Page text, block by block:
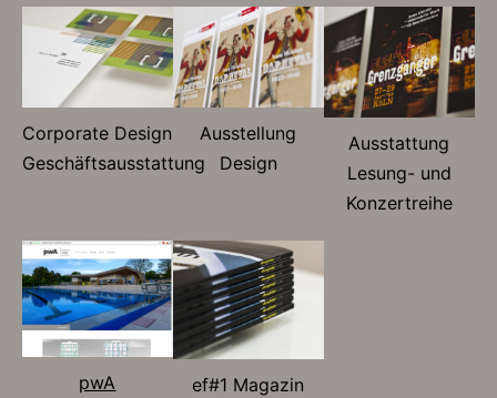
Corporate Design
Geschäftsausstattung
Ausstellung
Design
Ausstattung
Lesung- und
Konzertreihe
pwA
ef#1 Magazin